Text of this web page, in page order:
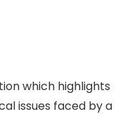
which highlights
issues faced by a